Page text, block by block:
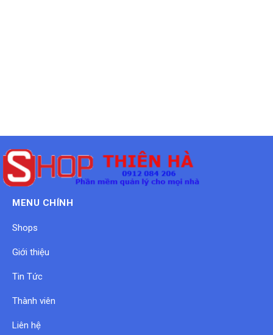
MENU CHÍNH
Shops
Giới thiệu
Tin Tức
Thành viên
Liên hệ